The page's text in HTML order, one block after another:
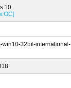
10
ОС]
32bit-international-